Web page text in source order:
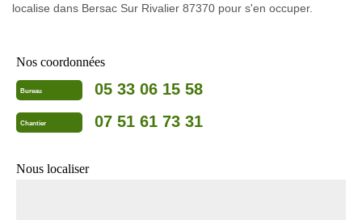
localise dans Bersac Sur Rivalier 87370 pour s'en occuper.
Nos coordonnées
Bureau 05 33 06 15 58
Chantier 07 51 61 73 31
Nous localiser